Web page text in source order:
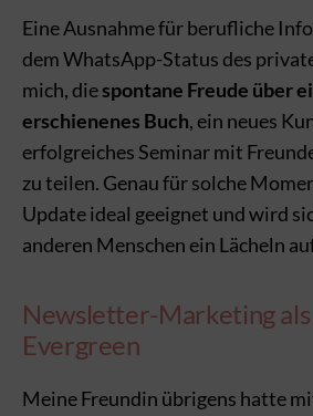
Eine Ausnahme für berufliche
dem WhatsApp-Status des
mich, diespontane Freude über
erschienenes Buch, ein neues
erfolgreiches Seminar mit
zu teilen. Genau für solche
Update ideal geeignet und wird
anderen Menschen ein Lächeln
Newsletter-Marketing
Evergreen
Meine Freundin übrigens hatte